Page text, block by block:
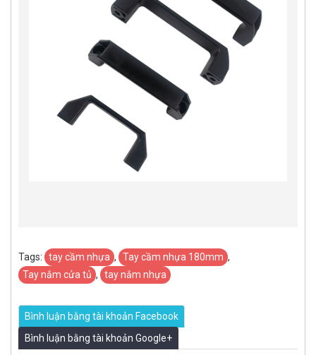
Tags: tay cầm nhựa , Tay cầm nhựa 180mm ,
Tay nắm cửa tủ , tay nắm nhựa
Bình luận bằng tài khoản Facebook
Bình luận bằng tài khoản Google+